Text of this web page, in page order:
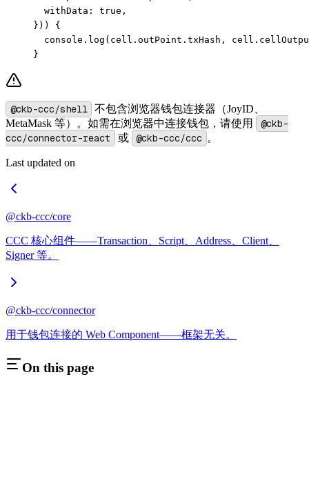
  withData:
true ,
})) {
  console.
log (cell.outPoint.txHash,
}
@ckb-ccc/shell
不包含浏览器钱包连接器（JoyID、
MetaMask 等）。如需在浏览器中连接钱包，请使用
@ckb-
ccc/connector-react
或 @ckb-ccc/ccc 。
Last updated on
@ckb-ccc/core
CCC 核心组件——Transaction、Script、Address、Client、
Signer 等。
@ckb-ccc/connector
用于钱包连接的 Web Component——框架无关。
On this page